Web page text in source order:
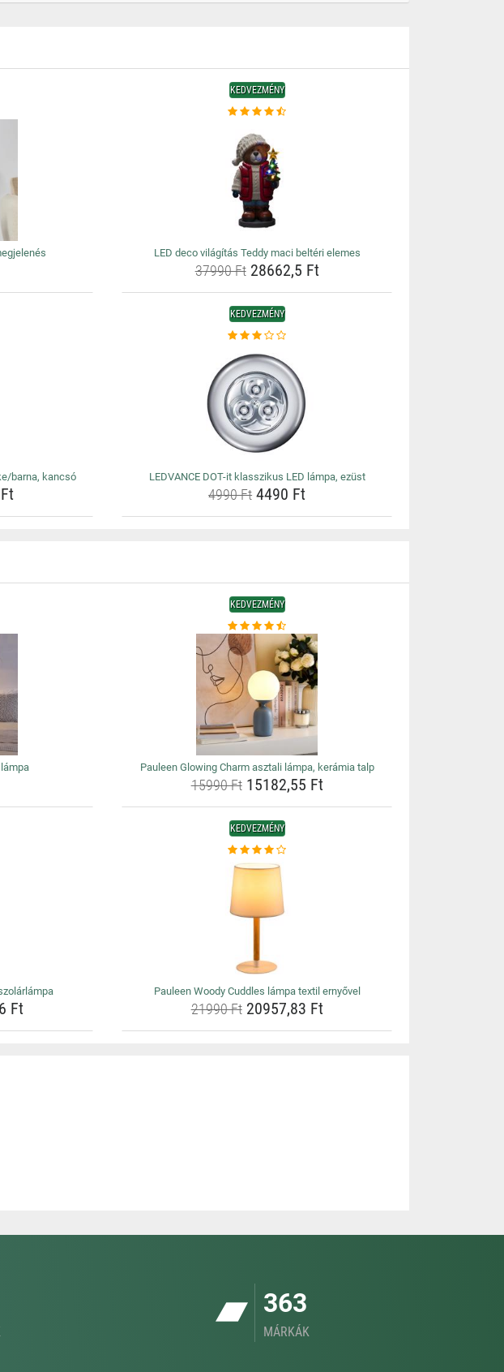
KEDVEZMÉNY
LED deco világítás Teddy maci beltéri elemes
37990 Ft28662,5 Ft
barna, kancsó
KEDVEZMÉNY
LEDVANCE DOT-it klasszikus LED lámpa, ezüst
4990 Ft 4490 Ft
KEDVEZMÉNY
Pauleen Glowing Charm asztali lámpa, kerámia talp
15990 Ft15182,55 Ft
Ft
KEDVEZMÉNY
Pauleen Woody Cuddles lámpa textil ernyővel
21990 Ft20957,83 Ft
363
MÁRKÁK